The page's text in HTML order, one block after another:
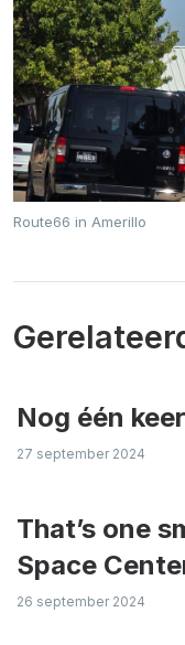
Route66 in Amerillo
Nog één
27 september 2024
That’s one
Space
26 september 2024